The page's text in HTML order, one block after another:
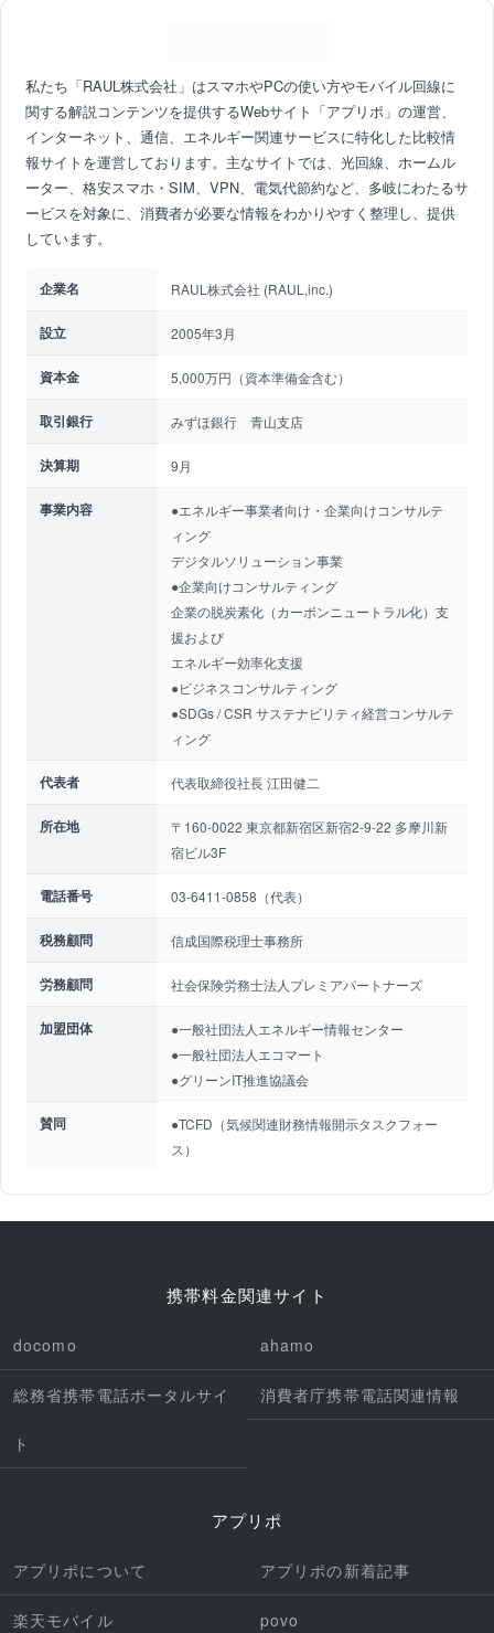
私たち「RAUL株式会社」はスマホやPCの使い方やモバイル回線に
関する解説コンテンツを提供するWebサイト「アプリポ」の運営、
インターネット、通信、エネルギー関連サービスに特化した比較情
報サイトを運営しております。主なサイトでは、光回線、ホームル
ーター、格安スマホ・SIM、VPN、電気代節約など、多岐にわたるサ
ービスを対象に、消費者が必要な情報をわかりやすく整理し、提供
しています。
企業名 RAUL株式会社 (RAUL,inc.)
設立 2005年3月
資本金 5,000万円（資本準備金含む）
取引銀行 みずほ銀行 青山支店
決算期 9月
事業内容
●エネルギー事業者向け・企業向けコンサルテ
ィング
デジタルソリューション事業
●企業向けコンサルティング
企業の脱炭素化（カーボンニュートラル化）支
援および
エネルギー効率化支援
●ビジネスコンサルティング
●SDGs / CSR サステナビリティ経営コンサルテ
ィング
代表者 代表取締役社長 江田健二
所在地
〒160-0022 東京都新宿区新宿2-9-22 多摩川新
宿ビル3F
電話番号 03-6411-0858（代表）
税務顧問 信成国際税理士事務所
労務顧問 社会保険労務士法人プレミアパートナーズ
加盟団体
●一般社団法人エネルギー情報センター
●一般社団法人エコマート
●グリーンIT推進協議会
賛同
●TCFD（気候関連財務情報開示タスクフォー
ス）
携帯料金関連サイト
docomo ahamo
総務省携帯電話ポータルサイ
ト
消費者庁携帯電話関連情報
アプリポ
アプリポについて アプリポの新着記事
楽天モバイル povo